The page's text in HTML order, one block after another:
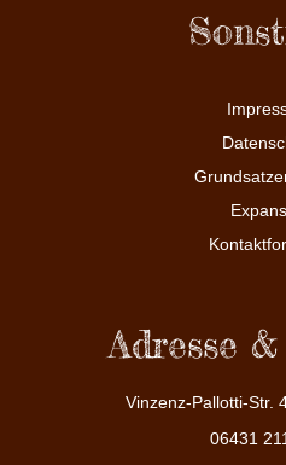
Adresse
Vinzenz-Pallotti-Str.
06431